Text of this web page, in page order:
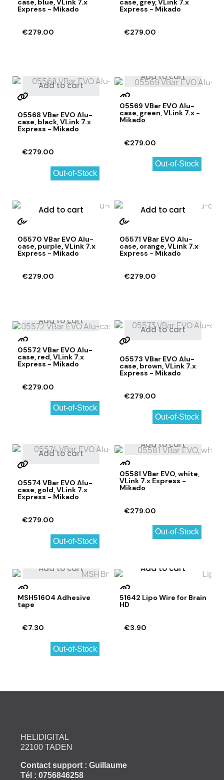
Express - Mikado
€279.00
Express - Mikado
€279.00
Add to cart
05568 VBar EVO Alu-
case, black, VLink 7.x
Express - Mikado
€279.00
Out-of-Stock
Add to cart
05569 VBar EVO Alu-
case, green, VLink 7.x -
Mikado
€279.00
Out-of-Stock
Add to cart
05570 VBar EVO Alu-
case, purple, VLink 7.x
Express - Mikado
€279.00
Add to cart
05571 VBar EVO Alu-
case, orange, VLink 7.x
Express - Mikado
€279.00
Add to cart
05572 VBar EVO Alu-
case, red, VLink 7.x
Express - Mikado
€279.00
Out-of-Stock
Add to cart
05573 VBar EVO Alu-
case, brown, VLink 7.x
Express - Mikado
€279.00
Out-of-Stock
Add to cart
05574 VBar EVO Alu-
case, gold, VLink 7.x
Express - Mikado
€279.00
Out-of-Stock
Add to cart
05581 VBar EVO, white,
VLink 7.x Express -
Mikado
€279.00
Out-of-Stock
Add to cart
MSH51604 Adhesive
tape
€7.30
Out-of-Stock
Add to cart
51642 Lipo Wire for Brain
HD
€3.90
HELIDIGITAL
22100 TADEN
Contact support : Guillaume
Tél : 0756846258